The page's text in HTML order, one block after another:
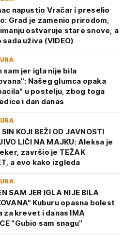
napustio Vračar i preselio
Grad je zamenio prirodom,
ostvaruje stare snove, a
uživa (VIDEO)
sam jer igla nije bila
Našeg glumca opaka
u postelju, zbog toga
i dan danas
SIN KOJI BEŽI OD JAVNOSTI
LIČI NA MAJKU: Aleksa je
završio je TEŽAK
a evo kako izgleda
SAM JER IGLA NIJE BILA
Kuburu opasna bolest
za krevet i danas IMA
"Gubio sam snagu"